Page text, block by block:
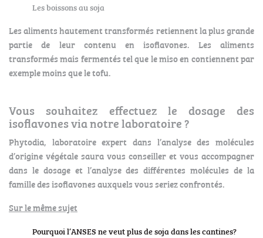
Les boissons au soja
Les aliments hautement transformés retiennent la plus grande
partie de leur contenu en isoflavones. Les aliments
transformés mais fermentés tel que le miso en contiennent par
exemple moins que le tofu.
Vous souhaitez effectuez le dosage des
isoflavones via notre laboratoire ?
Phytodia, laboratoire expert dans l’analyse des molécules
d’origine végétale saura vous conseiller et vous accompagner
dans le dosage et l’analyse des différentes molécules de la
famille des isoflavones auxquels vous seriez confrontés.
Sur le même sujet
Pourquoi l’ANSES ne veut plus de soja dans les cantines?